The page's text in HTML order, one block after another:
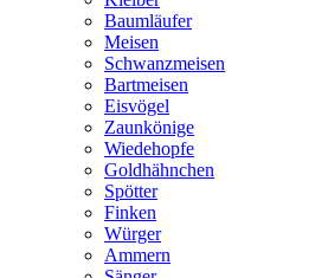
Baumläufer
Meisen
Schwanzmeisen
Bartmeisen
Eisvögel
Zaunkönige
Wiedehopfe
Goldhähnchen
Spötter
Finken
Würger
Ammern